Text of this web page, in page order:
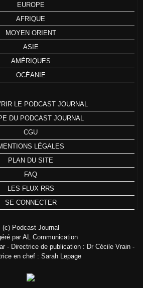
EUROPE
AFRIQUE
MOYEN ORIENT
ASIE
AMÉRIQUES
OCÉANIE
LE PODCAST JOURNAL
DU PODCAST JOURNAL
CGU
LÉGALES
PLAN DU SITE
FAQ
LES FLUX RRS
SE CONNECTER
(c) Podcast Journal
par AL Communication
- Directrice de publication : Dr Cécile Vrain -
en chef : Sarah Lepage